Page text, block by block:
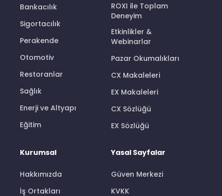
Bankacılık
Sigortacılık
Perakende
Otomotiv
Restoranlar
Sağlık
Enerji ve Altyapı
Eğitim
ROXI ile Toplam
Deneyim
Etkinlikler &
Webinarlar
Pazar Okumalıkları
CX Makaleleri
EX Makaleleri
CX Sözlüğü
EX Sözlüğü
Kurumsal
Hakkımızda
İş Ortakları
Yasal Sayfalar
Güven Merkezi
KVKK